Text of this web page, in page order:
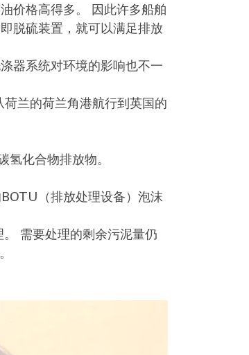
价格高得多。 因此许多船舶
脱硫装置，就可以满足排放
器系统对环境的影响也不一
兰的荷兰角港航行到英国的
化合物排放物。
（排放处理设备）泡沫
需要处理的剩余污泥量仍